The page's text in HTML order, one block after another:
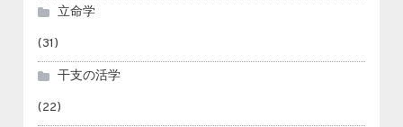
立命学
(31)
干支の活学
(22)